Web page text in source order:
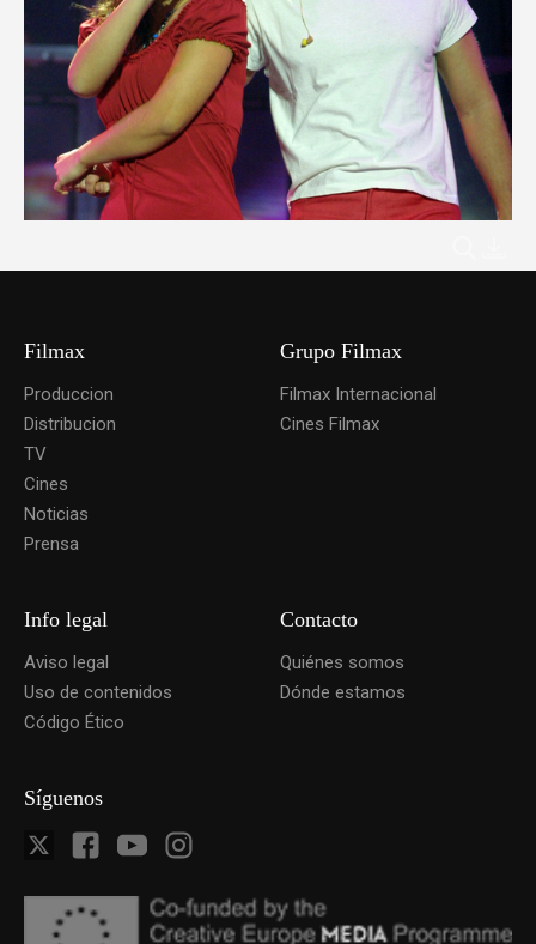
Filmax
Produccion
Distribucion
TV
Cines
Noticias
Prensa
Grupo Filmax
Filmax Internacional
Cines Filmax
Info legal
Aviso legal
Uso de contenidos
Código Ético
Contacto
Quiénes somos
Dónde estamos
Síguenos